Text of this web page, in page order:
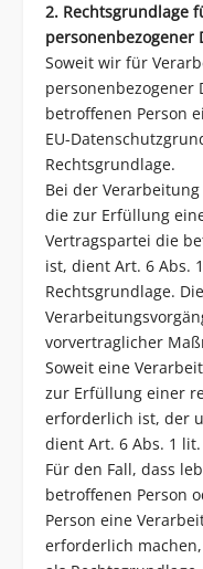
2. Rechtsgrundlage
personenbezogener
Soweit wir für
personenbezogener
betroffenen Person
EU-
Rechtsgrundlage.
Bei der
die zur Erfüllung
Vertragspartei die
ist, dient Art. 6 Abs.
Rechtsgrundlage.
vorvertraglicher
Soweit eine
zur Erfüllung einer
erforderlich ist, der
dient Art. 6 Abs. 1 lit.
Für den Fall, dass
betroffenen Person
Person eine
erforderlich machen,